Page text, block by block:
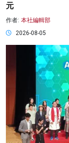
元
作者: 本社編輯部
2026-08-05